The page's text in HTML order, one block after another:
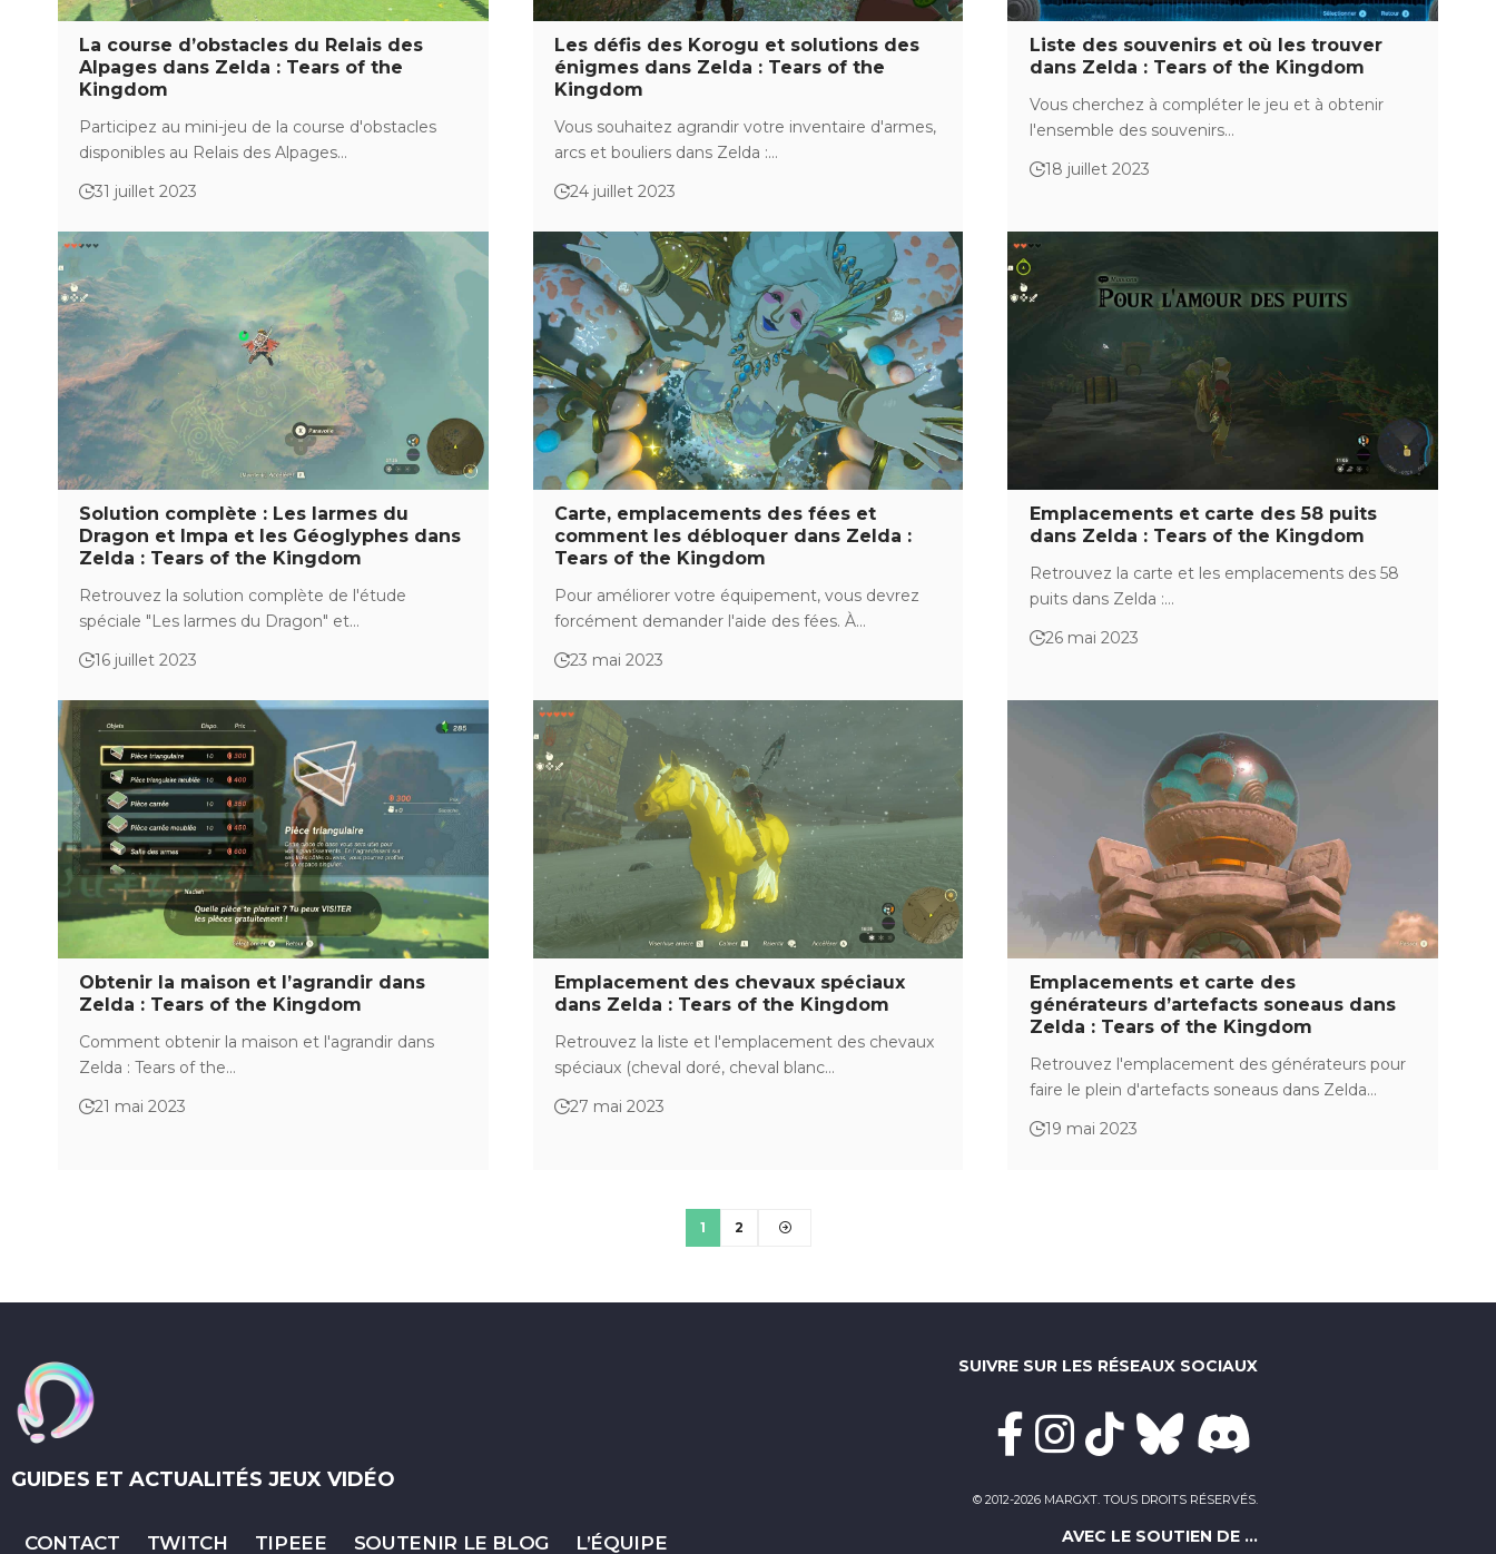
La course d’obstacles du Relais des
Alpages dans Zelda : Tears of the
Kingdom
Participez au mini-jeu de la course d'obstacles
disponibles au Relais des Alpages…
31 juillet 2023
Les défis des Korogu et solutions des
énigmes dans Zelda : Tears of the
Kingdom
Vous souhaitez agrandir votre inventaire d'armes,
arcs et bouliers dans Zelda :…
24 juillet 2023
Liste des souvenirs et où les trouver
dans Zelda : Tears of the Kingdom
Vous cherchez à compléter le jeu et à obtenir
l'ensemble des souvenirs…
18 juillet 2023
Solution complète : Les larmes du
Dragon et Impa et les Géoglyphes dans
Zelda : Tears of the Kingdom
Retrouvez la solution complète de l'étude
spéciale "Les larmes du Dragon" et…
16 juillet 2023
Carte, emplacements des fées et
comment les débloquer dans Zelda :
Tears of the Kingdom
Pour améliorer votre équipement, vous devrez
forcément demander l'aide des fées. À…
23 mai 2023
Emplacements et carte des 58 puits
dans Zelda : Tears of the Kingdom
Retrouvez la carte et les emplacements des 58
puits dans Zelda :…
26 mai 2023
Obtenir la maison et l’agrandir dans
Zelda : Tears of the Kingdom
Comment obtenir la maison et l'agrandir dans
Zelda : Tears of the…
21 mai 2023
Emplacement des chevaux spéciaux
dans Zelda : Tears of the Kingdom
Retrouvez la liste et l'emplacement des chevaux
spéciaux (cheval doré, cheval blanc…
27 mai 2023
Emplacements et carte des
générateurs d’artefacts soneaus dans
Zelda : Tears of the Kingdom
Retrouvez l'emplacement des générateurs pour
faire le plein d'artefacts soneaus dans Zelda…
19 mai 2023
1 2
GUIDES ET ACTUALITÉS JEUX VIDÉO
CONTACT TWITCH TIPEEE SOUTENIR LE BLOG L’ÉQUIPE
SUIVRE SUR LES RÉSEAUX SOCIAUX
© 2012-2026 MARGXT. TOUS DROITS RÉSERVÉS.
AVEC LE SOUTIEN DE ...